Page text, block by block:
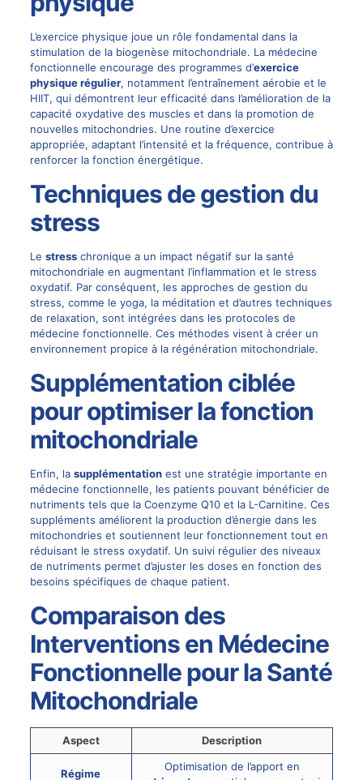
L’exercice physique joue un rôle fondamental dans la
stimulation de la biogenèse mitochondriale. La médecine
fonctionnelle encourage des programmes d’exercice
physique régulier, notamment l’entraînement aérobie et le
HIIT, qui démontrent leur efficacité dans l’amélioration de la
capacité oxydative des muscles et dans la promotion de
nouvelles mitochondries. Une routine d’exercice
appropriée, adaptant l’intensité et la fréquence, contribue à
renforcer la fonction énergétique.
Techniques de gestion du
stress
Le stresschronique a un impact négatif sur la santé
mitochondriale en augmentant l’inflammation et le stress
oxydatif. Par conséquent, les approches de gestion du
stress, comme le yoga, la méditation et d’autres techniques
de relaxation, sont intégrées dans les protocoles de
médecine fonctionnelle. Ces méthodes visent à créer un
environnement propice à la régénération mitochondriale.
Supplémentation ciblée
pour optimiser la fonction
mitochondriale
Enfin, la supplémentationest une stratégie importante en
médecine fonctionnelle, les patients pouvant bénéficier de
nutriments tels que la Coenzyme Q10 et la L-Carnitine. Ces
suppléments améliorent la production d’énergie dans les
mitochondries et soutiennent leur fonctionnement tout en
réduisant le stress oxydatif. Un suivi régulier des niveaux
de nutriments permet d’ajuster les doses en fonction des
besoins spécifiques de chaque patient.
Comparaison des
Interventions en Médecine
Fonctionnelle pour la Santé
Mitochondriale
Aspect Description
Régime
Optimisation de l’apport en